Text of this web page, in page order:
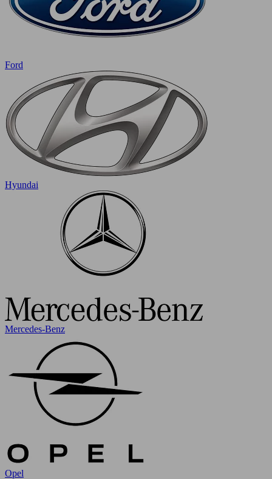
Ford
Hyundai
Mercedes-Benz
Opel